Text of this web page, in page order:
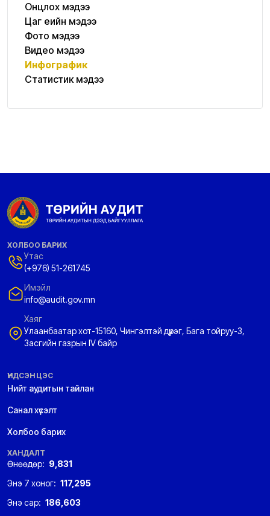
Онцлох мэдээ
Цаг үеийн мэдээ
Фото мэдээ
Видео мэдээ
Инфографик
Статистик мэдээ
ХОЛБОО БАРИХ
Утас
(+976) 51-261745
Имэйл
info@audit.gov.mn
Хаяг
Улаанбаатар хот-15160, Чингэлтэй дүүрэг, Бага тойруу-3,
Засгийн газрын IV байр
ҮНДСЭН ЦЭС
Нийт аудитын тайлан
Санал хүсэлт
Холбоо барих
ХАНДАЛТ
Өнөөдөр: 9,831
Энэ 7 хоног: 117,295
Энэ сар: 186,603